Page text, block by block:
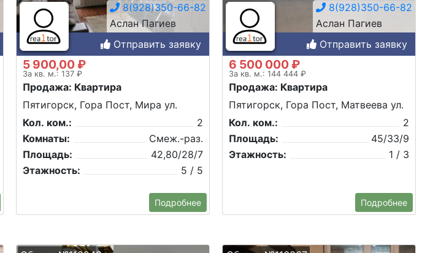
8(928)350-66-82
Аслан Пагиев
Отправить заявку
5 900,00 ₽
За кв. м.: 137 ₽
Продажа: Квартира
Пятигорск, Гора Пост, Мира ул.
Кол. ком.:
2
Комнаты:
Смеж.-раз.
Площадь:
42,80/28/7
Этажность:
5 / 5
Подробнее
8(928)350-66-82
Аслан Пагиев
Отправить заявку
6 500 000 ₽
За кв. м.: 144 444 ₽
Продажа: Квартира
Пятигорск, Гора Пост, Матвеева ул.
Кол. ком.:
2
Площадь:
45/33/9
Этажность:
1 / 3
Подробнее